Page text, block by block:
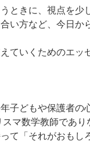
ときに、視点を
方など、今日か
ていくためのエ
子どもや保護者
マ数学教師であ
て「それがおも